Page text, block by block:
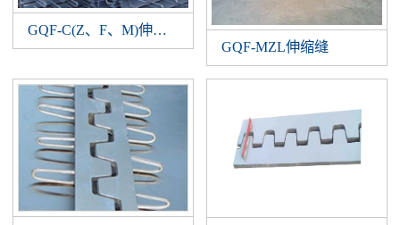
GQF-C(Z、F、M)伸缩缝
GQF-MZL伸缩缝